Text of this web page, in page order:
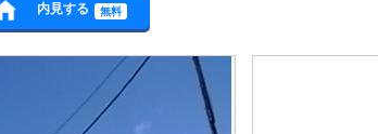
内見する 無料